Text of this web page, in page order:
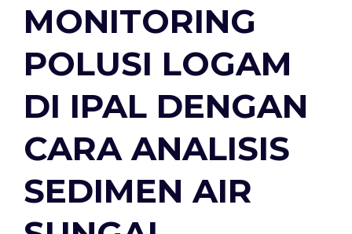
MONITORING
POLUSI LOGAM
DI IPAL DENGAN
CARA ANALISIS
SEDIMEN AIR